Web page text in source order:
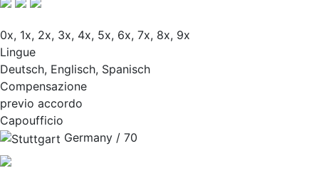
0x, 1x, 2x, 3x, 4x, 5x, 6x, 7x, 8x, 9x
Lingue
Deutsch, Englisch, Spanisch
Compensazione
previo accordo
Capoufficio
Germany / 70